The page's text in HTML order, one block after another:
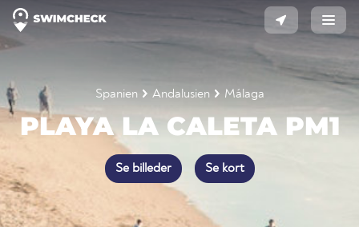
Spanien Andalusien Málaga
PLAYA LA CALETA PM1
Se billeder Se kort